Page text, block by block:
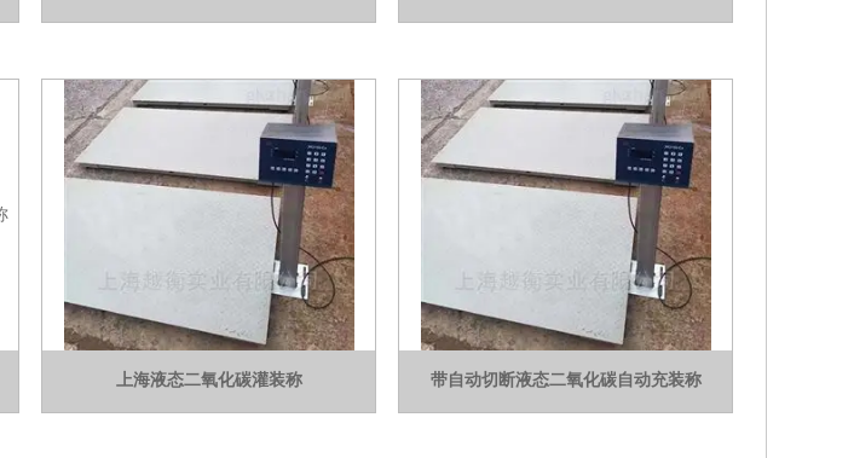
上海液态二氧化碳灌装称 带自动切断液态二氧化碳自动充装称